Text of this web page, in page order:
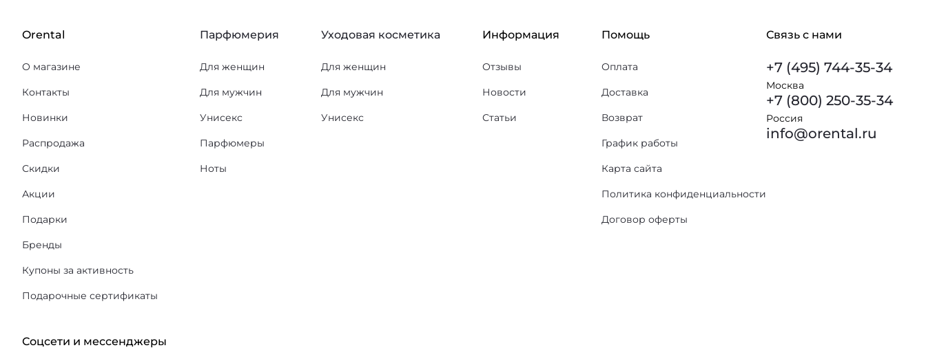
Orental
О магазине
Контакты
Новинки
Распродажа
Скидки
Акции
Подарки
Бренды
Купоны за активность
Подарочные сертификаты
Парфюмерия
Для женщин
Для мужчин
Унисекс
Парфюмеры
Ноты
Уходовая косметика
Для женщин
Для мужчин
Унисекс
Информация
Отзывы
Новости
Статьи
Помощь
Оплата
Доставка
Возврат
График работы
Карта сайта
Политика конфиденциальности
Договор оферты
Связь с нами
+7 (495) 744-35-34
Москва
+7 (800) 250-35-34
Россия
info@orental.ru
Соцсети и мессенджеры